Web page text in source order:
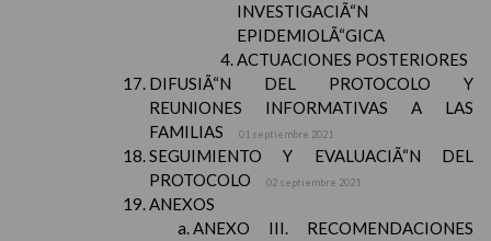
INVESTIGACIÃ“N
EPIDEMIOLÃ“GICA
ACTUACIONES POSTERIORES
DIFUSIÃ“N DEL PROTOCOLO Y
REUNIONES INFORMATIVAS A LAS
FAMILIAS
01 septiembre 2021
SEGUIMIENTO Y EVALUACIÃ“N DEL
PROTOCOLO
02 septiembre 2021
ANEXOS
ANEXO III. RECOMENDACIONES